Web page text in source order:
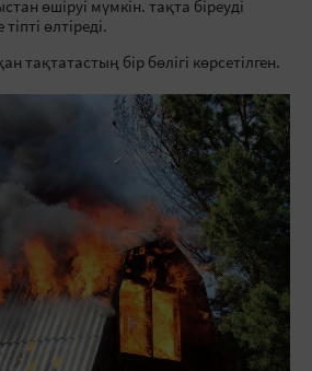
өшіруі мүмкін. тақта біреуді
өлтіреді.
тақтатастың бір бөлігі көрсетілген.